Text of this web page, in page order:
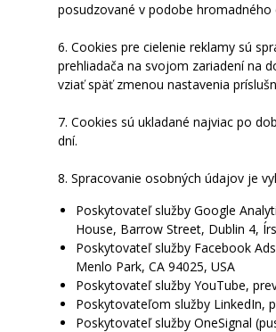
posudzované v podobe
6. Cookies pre cielenie reklamy sú
prehliadača na svojom zariadení na
vziať späť zmenou nastavenia
7. Cookies sú ukladané najviac po
dní.
8. Spracovanie osobných údajov je
Poskytovateľ služby Google
House, Barrow Street, Dublin 4,
Poskytovateľ služby Facebook
Menlo Park, CA 94025, USA
Poskytovateľ služby YouTube,
Poskytovateľom služby LinkedIn,
Poskytovateľ služby OneSignal